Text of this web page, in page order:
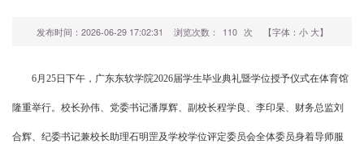
发布时间：2026-06-29 17:02:31 浏览次数： 110 次 【字体： 小 大】
6月25日下午，广东东软学院2026届学生毕业典礼暨学位授予仪式在体育馆
隆重举行。校长孙伟、党委书记潘厚辉、副校长程学良、李印杲、财务总监刘
合辉、纪委书记兼校长助理石明罡及学校学位评定委员会全体委员身着导师服